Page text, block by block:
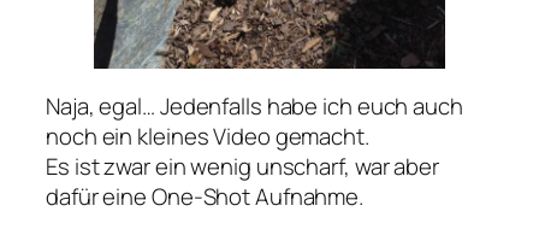
Naja, egal… Jedenfalls habe ich euch auch
noch ein kleines Video gemacht.
Es ist zwar ein wenig unscharf, war aber
dafür eine One-Shot Aufnahme.